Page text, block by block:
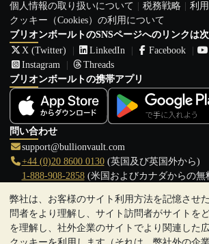
弊社は、お客様のサイト利用方法を記憶させ
問者をより理解し、サイト訪問者がサイトを
を理解し、社外企業のサイトでより関連した
個人情報の取り扱いについて
税務戦略
利
クッキー（Cookies）の利用について
ブリオンボールトのSNSページへのリンクは次
X (Twitter)
LinkedIn Facebook
Instagram
Threads
ブリオンボールトの携帯アプリ
問い合わせ
support@bullionvault.com
+44 (0)20 8600 0130(英国及び英国外から)
1-888-908-2858(米国およびカナダからの無
クリックして通話を開始
営業時間:
9:00～20:30 (英国), 月曜日から金曜日